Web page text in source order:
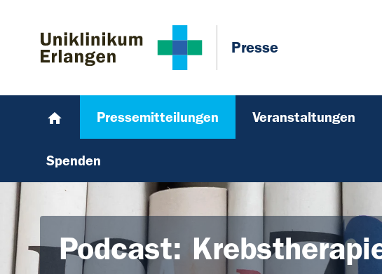
Presse
Pressemitteilungen Veranstaltungen
Spenden
Podcast: